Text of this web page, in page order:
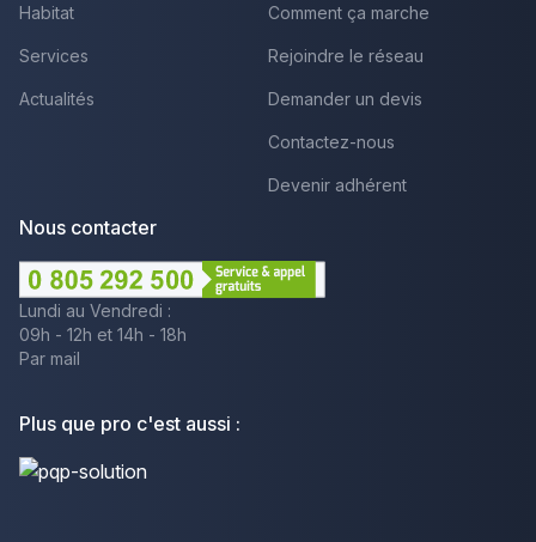
Habitat
Services
Actualités
Comment ça marche
Rejoindre le réseau
Demander un devis
Contactez-nous
Devenir adhérent
Nous contacter
Lundi au Vendredi :
09h - 12h et 14h - 18h
Par mail
Plus que pro c'est aussi :